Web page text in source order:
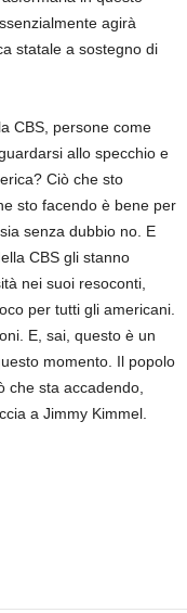
agirà
statale a sostegno di
CBS, persone come
allo specchio e
Ciò che sto
sto facendo è bene per
senza dubbio no. E
CBS gli stanno
nei suoi resoconti,
per tutti gli americani.
E, sai, questo è un
momento. Il popolo
che sta accadendo,
a Jimmy Kimmel.